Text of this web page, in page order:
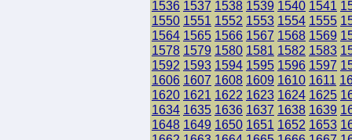
1536 1537 1538 1539 1540 1541
1550 1551 1552 1553 1554 1555
1564 1565 1566 1567 1568 1569
1578 1579 1580 1581 1582 1583
1592 1593 1594 1595 1596 1597
1606 1607 1608 1609 1610 1611
1620 1621 1622 1623 1624 1625
1634 1635 1636 1637 1638 1639
1648 1649 1650 1651 1652 1653